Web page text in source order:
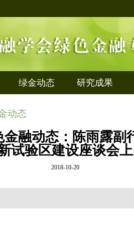
绿金动态 研究成果
动态
金融动态：陈雨露副
试验区建设座谈会
2018-10-20